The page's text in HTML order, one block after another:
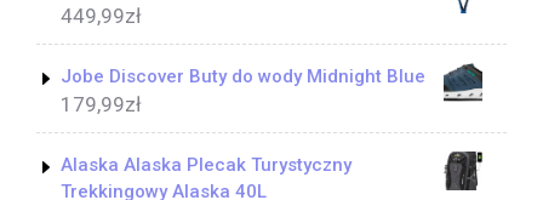
449,99zł
Jobe Discover Buty do wody Midnight Blue
179,99zł
Alaska Alaska Plecak Turystyczny
Trekkingowy Alaska 40L